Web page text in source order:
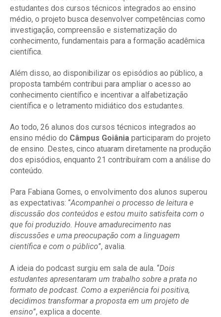
estudantes dos cursos técnicos integrados ao ensino
médio, o projeto busca desenvolver competências como
investigação, compreensão e sistematização do
conhecimento, fundamentais para a formação acadêmica
científica.
Além disso, ao disponibilizar os episódios ao público, a
proposta também contribui para ampliar o acesso ao
conhecimento científico e incentivar a alfabetização
científica e o letramento midiático dos estudantes.
Ao todo, 26 alunos dos cursos técnicos integrados ao
ensino médio do Câmpus Goiânia participaram do projeto
de ensino. Destes, cinco atuaram diretamente na produção
dos episódios, enquanto 21 contribuíram com a análise do
conteúdo.
Para Fabiana Gomes, o envolvimento dos alunos superou
as expectativas: “Acompanhei o processo de leitura e
discussão dos conteúdos e estou muito satisfeita com o
que foi produzido. Houve amadurecimento nas
discussões e uma preocupação com a linguagem
científica e com o público”, avalia.
A ideia do podcast surgiu em sala de aula. “Dois
estudantes apresentaram um trabalho sobre a prata no
formato de podcast. Como a experiência foi positiva,
decidimos transformar a proposta em um projeto de
ensino”, explica a docente.